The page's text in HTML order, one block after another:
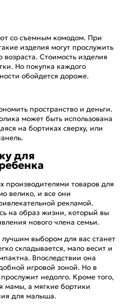
со съемным комодом. При
изделия могут прослужить
возраста. Стоимость изделия
Но покупка каждого
обойдется дороже.
пространство и деньги.
может быть использована
на бортиках сверху, или
для
производителями товаров для
велико, и все они
рекламой.
на образ жизни, который вы
нового члена семьи.
лучшим выбором для вас станет
складывается, мало весит и
Впоследствии она
игровой зоной. Но в
недолго. Кроме того,
мамы, а мягкие бортики
для малыша.